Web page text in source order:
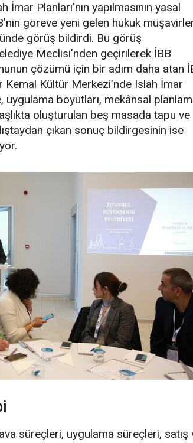
Planları’nın yapılmasının yasal
göreve yeni gelen hukuk
görüş bildirdi. Bu görüş
Meclisi’nden geçirilerek İBB
çözümü için bir adım daha atan
Kültür Merkezi’nde Islah İmar
uygulama boyutları, mekânsal
oluşturulan beş masada tapu ve
çıkan sonuç bildirgesinin ise
süreçleri, uygulama süreçleri, satış